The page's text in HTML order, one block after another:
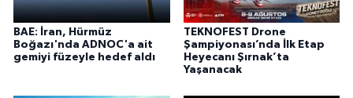
BAE: İran, Hürmüz
Boğazı'nda ADNOC'a ait
gemiyi füzeyle hedef aldı
TEKNOFEST Drone
Şampiyonası’nda İlk Etap
Heyecanı Şırnak’ta
Yaşanacak